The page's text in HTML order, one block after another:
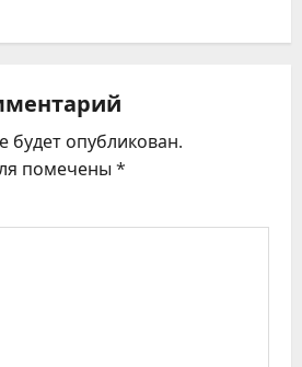
будет опубликован.
помечены *